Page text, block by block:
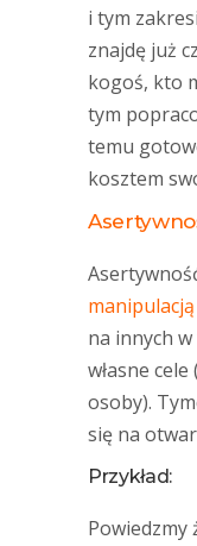
i tym
znajdę już
kogoś, kto
tym
temu
kosztem
manipulacją
na innych
własne
osoby).
się na
Przykład:
Powiedzmy